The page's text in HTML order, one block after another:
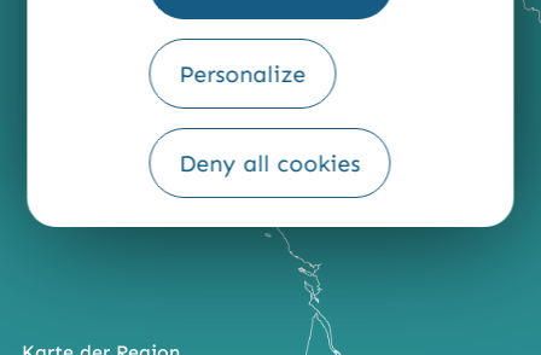
Personalize
Deny all cookies